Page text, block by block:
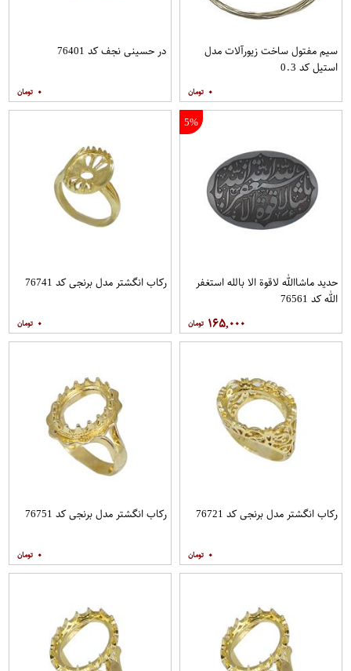
سیم مفتول ساخت زیورآلات مدل
استیل کد 0.3
۰
در حسینی نجف کد 76401
۰
5%
حدید ماشاالله لاقوة الا بالله استغفر
الله کد 76561
۱۶۵,۰۰۰
رکاب انگشتر مدل برنجی کد 76741
۰
رکاب انگشتر مدل برنجی کد 76721
۰
رکاب انگشتر مدل برنجی کد 76751
۰